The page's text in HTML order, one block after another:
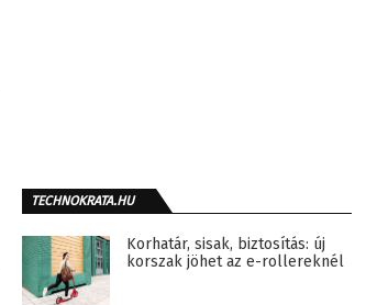
TECHNOKRATA.HU
Korhatár, sisak, biztosítás: új
korszak jöhet az e-rollereknél